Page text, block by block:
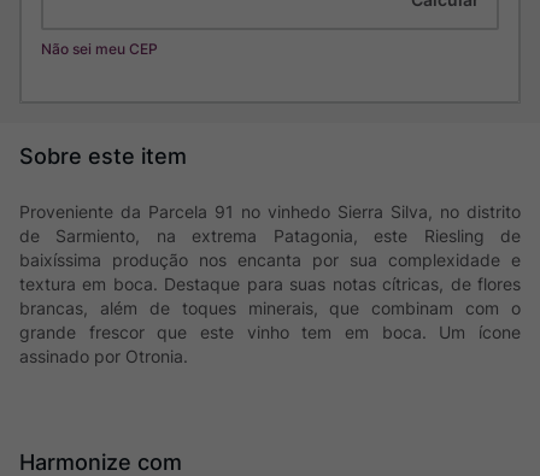
Não sei meu CEP
Proveniente da Parcela 91 no vinhedo Sierra Silva, no distrito
de Sarmiento, na extrema Patagonia, este Riesling de
baixíssima produção nos encanta por sua complexidade e
textura em boca. Destaque para suas notas cítricas, de flores
brancas, além de toques minerais, que combinam com o
grande frescor que este vinho tem em boca. Um ícone
assinado por Otronia.
Harmonize com